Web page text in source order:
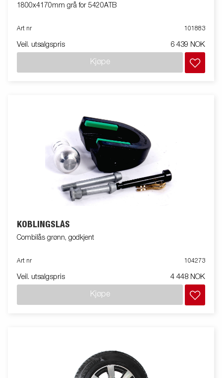
1800x4170mm grå for 5420ATB
Art nr 101883
Veil. utsalgspris 6 439 NOK
Kjøpe
KOBLINGSLÅS
Combilås grønn, godkjent
Art nr 104273
Veil. utsalgspris 4 448 NOK
Kjøpe